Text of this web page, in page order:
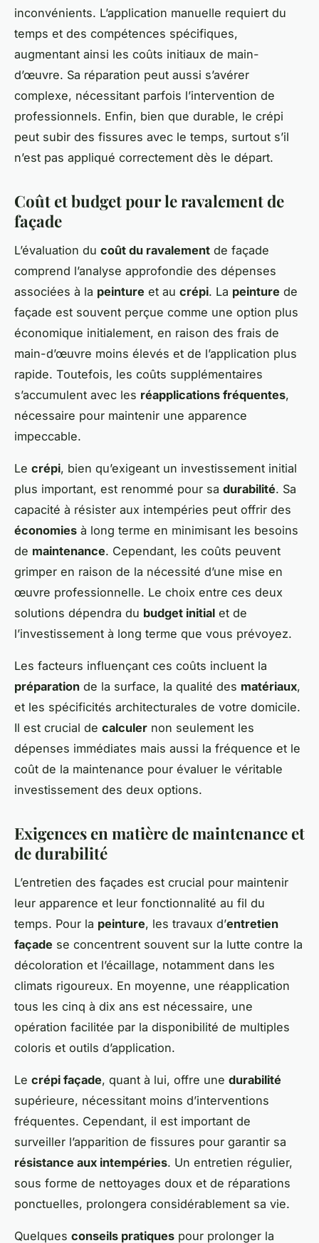
inconvénients. L’application manuelle requiert du
temps et des compétences spécifiques,
augmentant ainsi les coûts initiaux de main-
d’œuvre. Sa réparation peut aussi s’avérer
complexe, nécessitant parfois l’intervention de
professionnels. Enfin, bien que durable, le crépi
peut subir des fissures avec le temps, surtout s’il
n’est pas appliqué correctement dès le départ.
Coût et budget pour le ravalement de
façade
L’évaluation du coût du ravalement de façade
comprend l’analyse approfondie des dépenses
associées à la peinture et au crépi. La peinture de
façade est souvent perçue comme une option plus
économique initialement, en raison des frais de
main-d’œuvre moins élevés et de l’application plus
rapide. Toutefois, les coûts supplémentaires
s’accumulent avec les réapplications fréquentes,
nécessaire pour maintenir une apparence
impeccable.
Le crépi, bien qu’exigeant un investissement initial
plus important, est renommé pour sa durabilité. Sa
capacité à résister aux intempéries peut offrir des
économies à long terme en minimisant les besoins
de maintenance. Cependant, les coûts peuvent
grimper en raison de la nécessité d’une mise en
œuvre professionnelle. Le choix entre ces deux
solutions dépendra du budget initial et de
l’investissement à long terme que vous prévoyez.
Les facteurs influençant ces coûts incluent la
préparation de la surface, la qualité des matériaux,
et les spécificités architecturales de votre domicile.
Il est crucial de calculer non seulement les
dépenses immédiates mais aussi la fréquence et le
coût de la maintenance pour évaluer le véritable
investissement des deux options.
Exigences en matière de maintenance et
de durabilité
L’entretien des façades est crucial pour maintenir
leur apparence et leur fonctionnalité au fil du
temps. Pour la peinture, les travaux d’entretien
façade se concentrent souvent sur la lutte contre la
décoloration et l’écaillage, notamment dans les
climats rigoureux. En moyenne, une réapplication
tous les cinq à dix ans est nécessaire, une
opération facilitée par la disponibilité de multiples
coloris et outils d’application.
Le crépi façade, quant à lui, offre une durabilité
supérieure, nécessitant moins d’interventions
fréquentes. Cependant, il est important de
surveiller l’apparition de fissures pour garantir sa
résistance aux intempéries. Un entretien régulier,
sous forme de nettoyages doux et de réparations
ponctuelles, prolongera considérablement sa vie.
Quelques conseils pratiques pour prolonger la